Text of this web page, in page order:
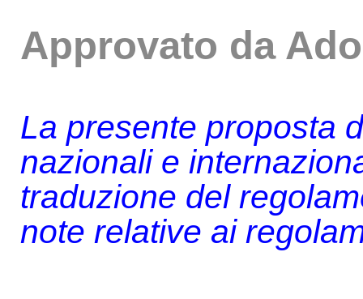
Approvato da
La presente proposta
nazionali e
traduzione del
note relative ai